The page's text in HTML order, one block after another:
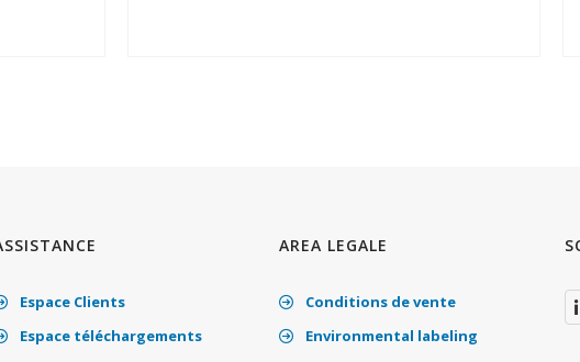
Espace Clients
Espace téléchargements
AREA LEGALE
Conditions de vente
Environmental labeling